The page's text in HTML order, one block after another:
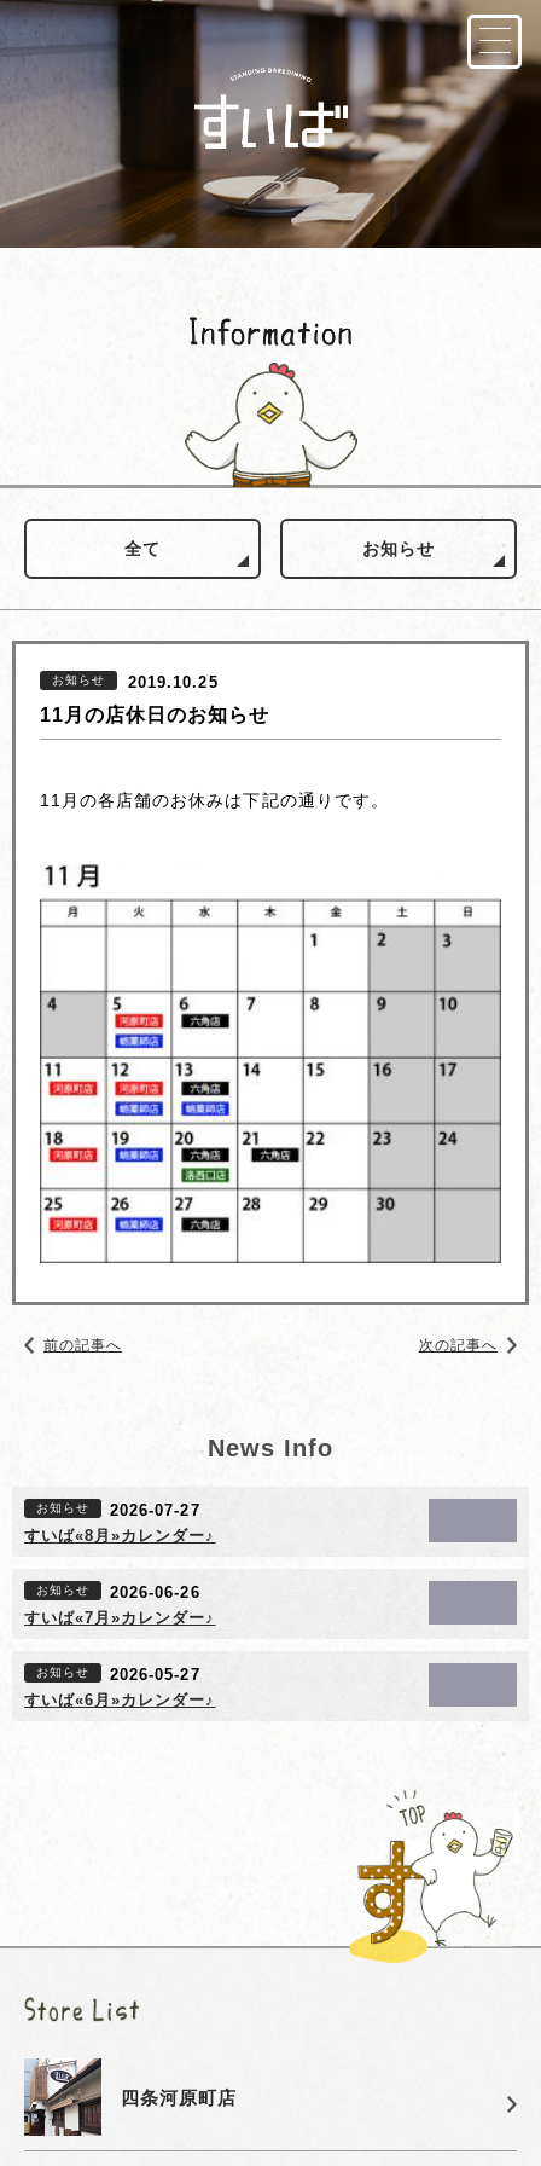
全て お知らせ
お知らせ 2019.10.25
11月の店休日のお知らせ
11月の各店舗のお休みは下記の通りです。
前の記事へ 次の記事へ
News Info
お知らせ
2026-07-27
すいば«8月»カレンダー♪
お知らせ
2026-06-26
すいば«7月»カレンダー♪
お知らせ
2026-05-27
すいば«6月»カレンダー♪
四条河原町店